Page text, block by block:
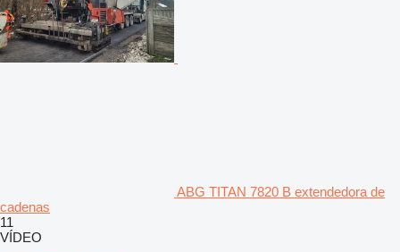
ABG TITAN 7820 B extendedora de
cadenas
11
VÍDEO